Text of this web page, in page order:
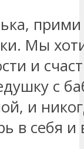
прими
Мы
и
с
и
в себя и